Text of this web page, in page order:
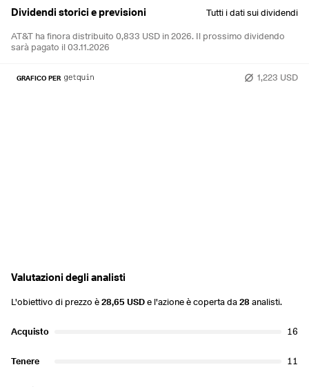
Dividendi storici e previsioni Tutti i dati sui dividendi
AT&T ha finora distribuito 0,833 USD in 2026. Il prossimo dividendo
sarà pagato il 03.11.2026
1,223 USD
GRAFICO PER
Valutazioni degli analisti
L'obiettivo di prezzo è28,65 USDe l'azione è coperta da28analisti.
Acquisto 16
Tenere 11